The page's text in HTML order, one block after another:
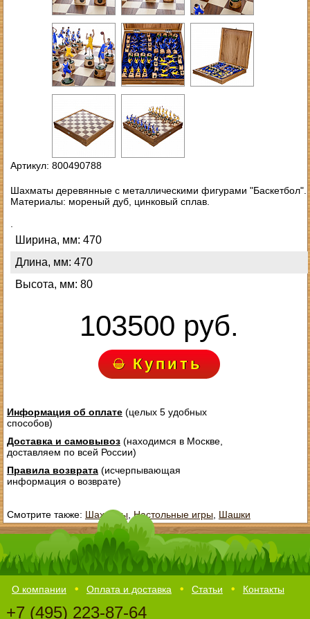
Артикул: 800490788
Шахматы деревянные с металлическими фигурами "Баскетбол".
Материалы: мореный дуб, цинковый сплав.
Ширина, мм: 470
Длина, мм: 470
Высота, мм: 80
103500 руб.
Купить
Информация об оплате(целых 5 удобных
способов)
Доставка и самовывоз(находимся в Москве,
доставляем по всей России)
Правила возврата(исчерпывающая
информация о возврате)
Смотрите также: Шахматы,Настольные игры, Шашки
О компании Оплата и доставка Статьи Контакты
+7 (495) 223-87-64